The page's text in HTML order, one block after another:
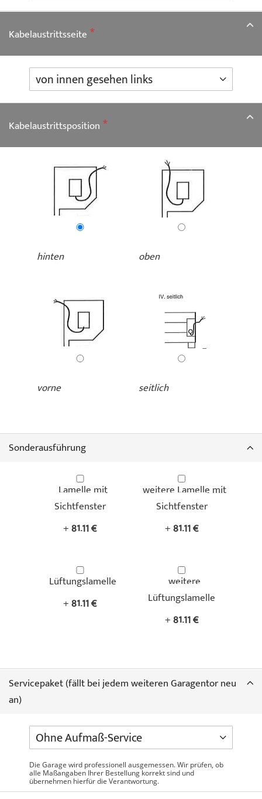
Kabelaustrittsseite
Kabelaustrittsposition
hinten oben
vorne seitlich
Sonderausführung
Lamelle mit
Sichtfenster
+81,11 €
weitere Lamelle mit
Sichtfenster
+81,11 €
Lüftungslamelle
+81,11 €
weitere
Lüftungslamelle
+81,11 €
Servicepaket (fällt bei jedem weiteren Garagentor neu
an)
Die Garage wird professionell ausgemessen. Wir prüfen, ob
alle Maßangaben Ihrer Bestellung korrekt sind und
übernehmen hierfür die Verantwortung.